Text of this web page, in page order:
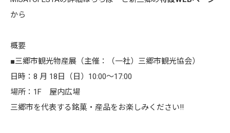
から
概要
■三郷市観光物産展（主催：（一社）三郷市観光協会）
日時：8 月 18日（日）10:00～17:00
場所：1F 屋内広場
三郷市を代表する銘菓・産品をお楽しみください!!